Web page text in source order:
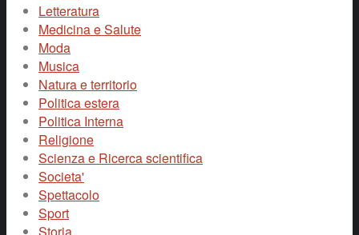
Letteratura
Medicina e Salute
Moda
Musica
Natura e territorio
Politica estera
Politica Interna
Religione
Scienza e Ricerca scientifica
Societa'
Spettacolo
Sport
Storia